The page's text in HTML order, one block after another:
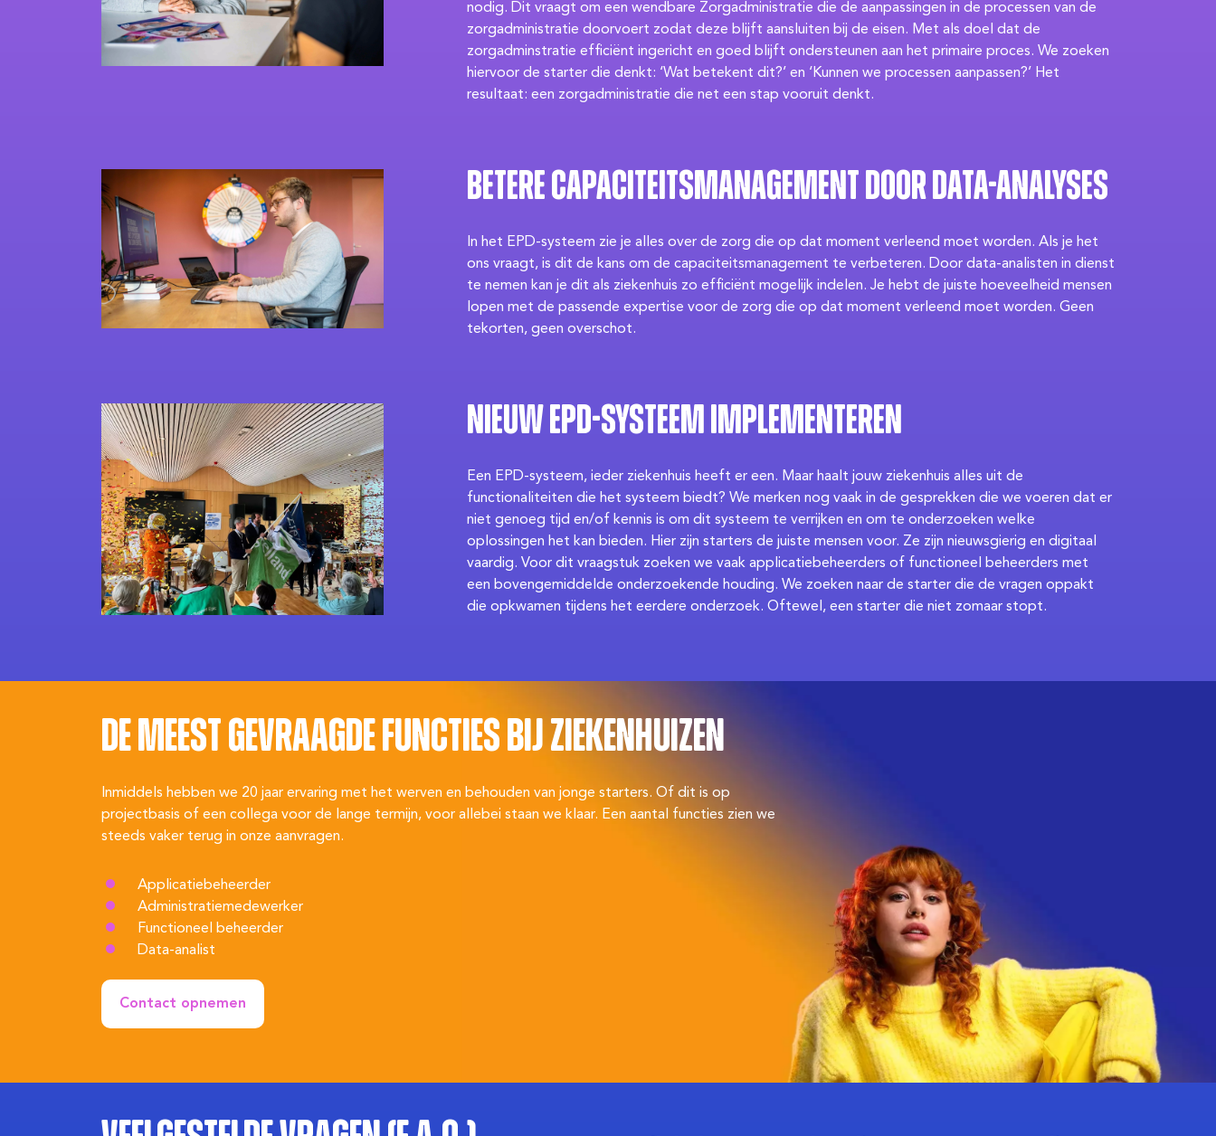
nodig. Dit vraagt om een wendbare Zorgadministratie die de aanpassingen in de processen van de
zorgadministratie doorvoert zodat deze blijft aansluiten bij de eisen. Met als doel dat de
zorgadminstratie efficiënt ingericht en goed blijft ondersteunen aan het primaire proces. We zoeken
hiervoor de starter die denkt: ‘Wat betekent dit?’ en ‘Kunnen we processen aanpassen?’ Het
resultaat: een zorgadministratie die net een stap vooruit denkt.
Betere capaciteitsmanagement door data-analyses
In het EPD-systeem zie je alles over de zorg die op dat moment verleend moet worden. Als je het
ons vraagt, is dit de kans om de capaciteitsmanagement te verbeteren. Door data-analisten in dienst
te nemen kan je dit als ziekenhuis zo efficiënt mogelijk indelen. Je hebt de juiste hoeveelheid mensen
lopen met de passende expertise voor de zorg die op dat moment verleend moet worden. Geen
tekorten, geen overschot.
Nieuw EPD-systeem implementeren
Een EPD-systeem, ieder ziekenhuis heeft er een. Maar haalt jouw ziekenhuis alles uit de
functionaliteiten die het systeem biedt? We merken nog vaak in de gesprekken die we voeren dat er
niet genoeg tijd en/of kennis is om dit systeem te verrijken en om te onderzoeken welke
oplossingen het kan bieden. Hier zijn starters de juiste mensen voor. Ze zijn nieuwsgierig en digitaal
vaardig. Voor dit vraagstuk zoeken we vaak applicatiebeheerders of functioneel beheerders met
een bovengemiddelde onderzoekende houding. We zoeken naar de starter die de vragen oppakt
die opkwamen tijdens het eerdere onderzoek. Oftewel, een starter die niet zomaar stopt.
De meest gevraagde functies bij ziekenhuizen
Inmiddels hebben we 20 jaar ervaring met het werven en behouden van jonge starters. Of dit is op
projectbasis of een collega voor de lange termijn, voor allebei staan we klaar. Een aantal functies zien we
steeds vaker terug in onze aanvragen.
Applicatiebeheerder
Administratiemedewerker
Functioneel beheerder
Data-analist
Contact opnemen